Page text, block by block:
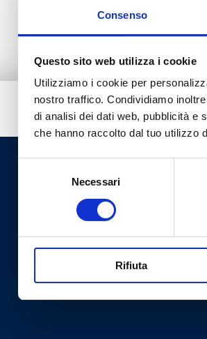
Consenso
Questo sito web utilizza i cookie
Utilizziamo i cookie per
nostro traffico. Condividiamo
di analisi dei dati web, pubblicità e
che hanno raccolto dal tuo utilizzo
Necessari
Rifiuta